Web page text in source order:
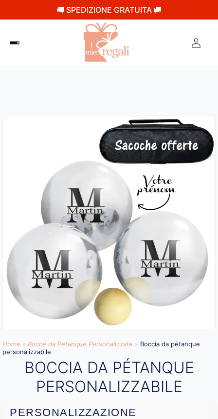
🚚 SPEDIZIONE GRATUITA 🚚
Home » Bocce da Petanque Personalizzate » Boccia da pétanque
personalizzabile
BOCCIA DA PÉTANQUE
PERSONALIZZABILE
PERSONALIZZAZIONE